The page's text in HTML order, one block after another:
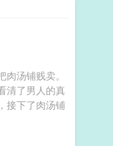
汤铺贱卖。
清了男人的真
接下了肉汤铺